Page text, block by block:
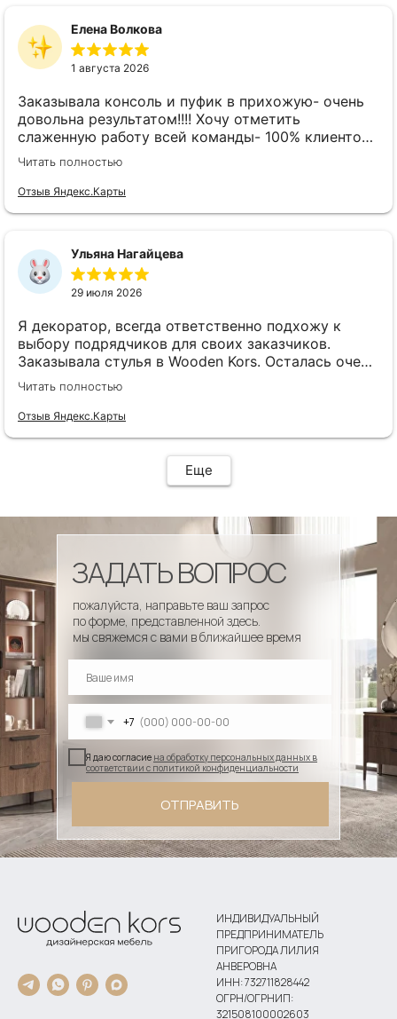
Елена Волкова
1 августа 2026
Заказывала консоль и пуфик в прихожую- очень
довольна результатом!!!! Хочу отметить
слаженную работу всей команды- 100% клиенто
ориентированная команда!!!! При заказе
внимательно слушают заказчика , что очень
облегчает подбор материала и цвета. Четкая
Читать полностью
Отзыв Яндекс.Карты
Ульяна Нагайцева
29 июля 2026
Я декоратор, всегда ответственно подхожу к
выбору подрядчиков для своих заказчиков.
Заказывала стулья в Wooden Kors. Осталась очень
довольна качеством, скоростью исполнения,
доставкой! А особенно
клиентоориентированностью менеджеров. Все
удобством гостей! Особенно приятно было то, что
по запросу выслали образцы тканей обивки и я
сочетающееся с основным текстилем ресторана.
Читать полностью
Отзыв Яндекс.Карты
Еще
+7
Я даю согласие на обработку персональных данных в
соответствии с политикой конфиденциальности
ОТПРАВИТЬ
пожалуйста, направьте ваш запрос
по форме, представленной здесь.
мы свяжемся с вами в ближайшее время
ЗАДАТЬ ВОПРОС
ИНДИВИДУАЛЬНЫЙ
ПРЕДПРИНИМАТЕЛЬ
ПРИГОРОДА ЛИЛИЯ
АНВЕРОВНА
ИНН: 732711828442
ОГРН/ОГРНИП:
321508100002603